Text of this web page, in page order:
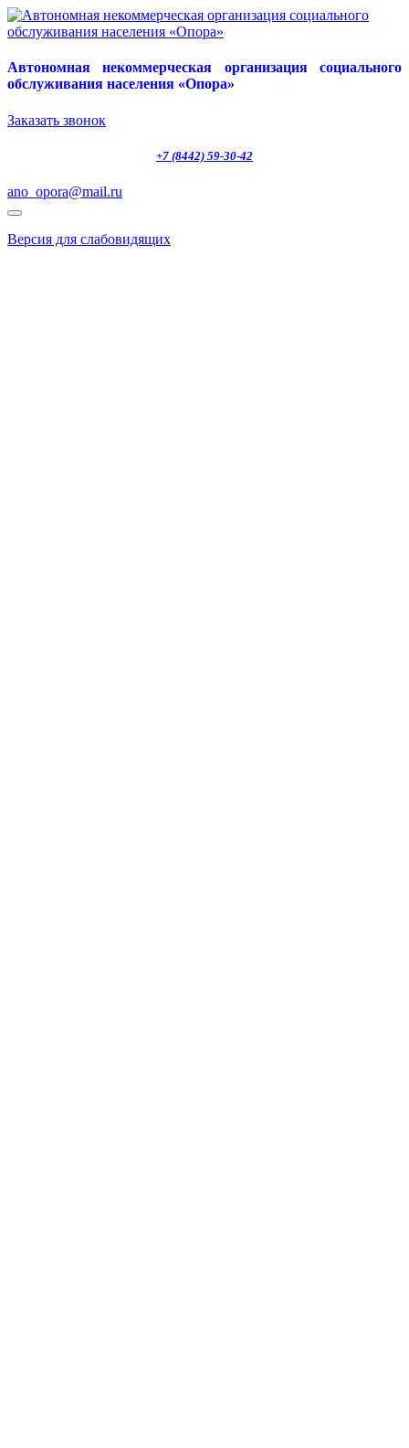
Автономная некоммерческая организация социального
обслуживания населения «Опора»
Заказать звонок
+7 (8442) 59-30-42
ano_opora@mail.ru
Версия для слабовидящих